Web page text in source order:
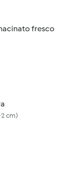
fresco
cm)